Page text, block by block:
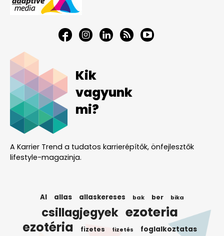
Kik
vagyunk
mi?
A Karrier Trend a tudatos karrierépítők, önfejlesztők
lifestyle-magazinja.
AI allas allaskereses bak ber bika
csillagjegyek ezoteria
ezotéria fizetes fizetés foglalkoztatas